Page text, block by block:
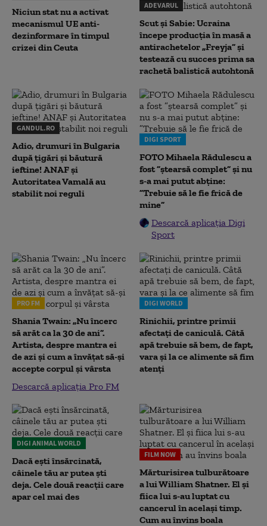
Niciun stat nu a activat
mecanismul UE anti-
dezinformare în timpul
crizei din Ceuta
ADEVARUL
Scut și Sabie: Ucraina
începe producția în masă a
antirachetelor „Freyja” și
testează cu succes prima sa
rachetă balistică autohtonă
GANDUL.RO
Adio, drumuri în Bulgaria
după țigări și băutură
ieftine! ANAF și
Autoritatea Vamală au
stabilit noi reguli
DIGI SPORT
FOTO Mihaela Rădulescu a
fost ”ștearsă complet” și nu
s-a mai putut abține:
”Trebuie să le fie frică de
mine”
Descarcă aplicația Digi
Sport
PRO FM
Shania Twain: „Nu încerc
să arăt ca la 30 de ani”.
Artista, despre mantra ei
de azi și cum a învățat să-și
accepte corpul și vârsta
Descarcă aplicația Pro FM
DIGI WORLD
Rinichii, printre primii
afectați de caniculă. Câtă
apă trebuie să bem, de fapt,
vara și la ce alimente să fim
atenți
DIGI ANIMAL WORLD
Dacă ești însărcinată,
câinele tău ar putea ști
deja. Cele două reacții care
apar cel mai des
FILM NOW
Mărturisirea tulburătoare
a lui William Shatner. El și
fiica lui s-au luptat cu
cancerul în același timp.
Cum au învins boala